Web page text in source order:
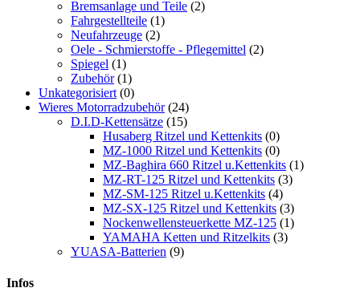
Bremsanlage und Teile (2)
Fahrgestellteile (1)
Neufahrzeuge (2)
Oele - Schmierstoffe - Pflegemittel (2)
Spiegel (1)
Zubehör (1)
Unkategorisiert (0)
Wieres Motorradzubehör (24)
D.I.D-Kettensätze (15)
Husaberg Ritzel und Kettenkits (0)
MZ-1000 Ritzel und Kettenkits (0)
MZ-Baghira 660 Ritzel u.Kettenkits (1)
MZ-RT-125 Ritzel und Kettenkits (3)
MZ-SM-125 Ritzel u.Kettenkits (4)
MZ-SX-125 Ritzel und Kettenkits (3)
Nockenwellensteuerkette MZ-125 (1)
YAMAHA Ketten und Ritzelkits (3)
YUASA-Batterien (9)
Infos